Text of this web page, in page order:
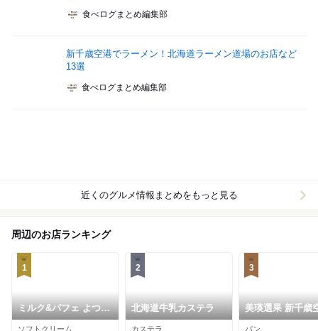
食べログまとめ編集部
新千歳空港でラーメン！北海道ラーメン道場のお店など
13選
食べログまとめ編集部
近くのグルメ情報まとめをもっと見る
周辺のお店ランキング
1
ミルク&パフェ よつ葉
ホワイトコージ 新千
ソフトクリーム
2
北海道牛乳カステラ
カステラ
3
美瑛選果 新千歳
店
パン